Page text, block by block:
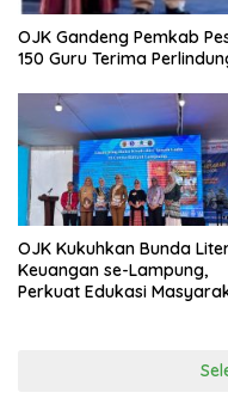
OJK Gandeng Pemkab
150 Guru Terima
OJK Kukuhkan Bunda
Keuangan se-Lampung,
Perkuat Edukasi